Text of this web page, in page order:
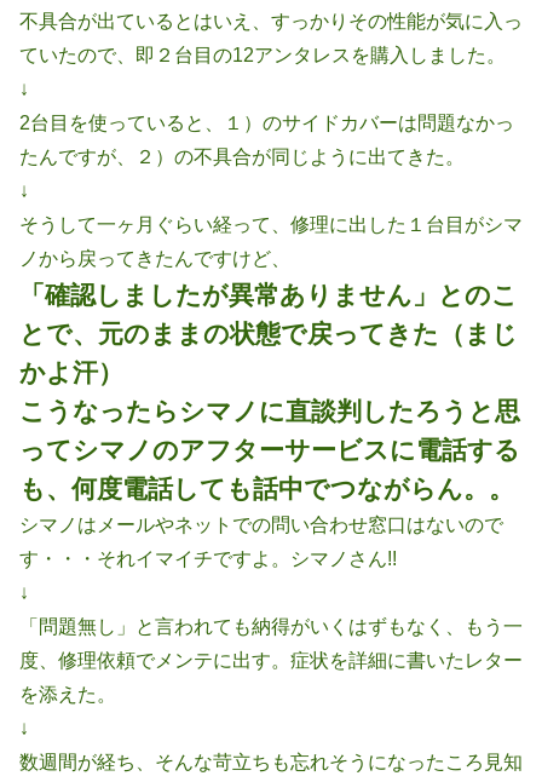
不具合が出ているとはいえ、すっかりその性能が気に入っ
ていたので、即２台目の12アンタレスを購入しました。
↓
2台目を使っていると、１）のサイドカバーは問題なかっ
たんですが、２）の不具合が同じように出てきた。
↓
そうして一ヶ月ぐらい経って、修理に出した１台目がシマ
ノから戻ってきたんですけど、
「確認しましたが異常ありません」とのこ
とで、元のままの状態で戻ってきた（まじ
かよ汗）
こうなったらシマノに直談判したろうと思
ってシマノのアフターサービスに電話する
も、何度電話しても話中でつながらん。。
シマノはメールやネットでの問い合わせ窓口はないので
す・・・それイマイチですよ。シマノさん!!
↓
「問題無し」と言われても納得がいくはずもなく、もう一
度、修理依頼でメンテに出す。症状を詳細に書いたレター
を添えた。
↓
数週間が経ち、そんな苛立ちも忘れそうになったころ見知